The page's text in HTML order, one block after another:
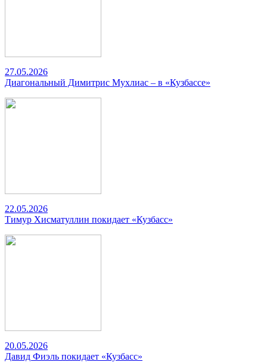
27.05.2026
Диагональный Димитрис Мухлиас – в «Кузбассе»
22.05.2026
Тимур Хисматуллин покидает «Кузбасс»
20.05.2026
Давид Фиэль покидает «Кузбасс»